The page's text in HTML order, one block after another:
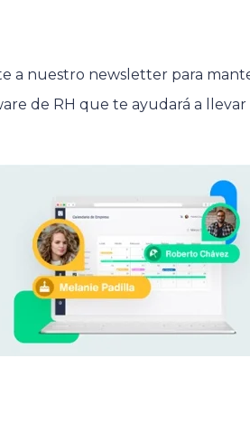
a nuestro newsletter para
de RH que te ayudará a llevar